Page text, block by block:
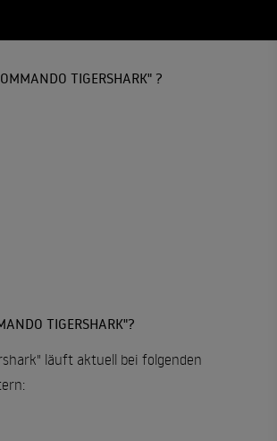
TIGERSHARK" ?
TIGERSHARK"?
läuft aktuell bei folgenden